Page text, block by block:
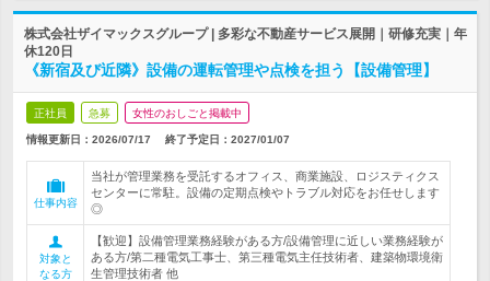
株式会社ザイマックスグループ | 多彩な不動産サービス展開｜研修充実｜年
休120日
《新宿及び近隣》設備の運転管理や点検を担う【設備管理】
正社員 急募 女性のおしごと掲載中
情報更新日：2026/07/17 終了予定日： 2027/01/07
仕事内容
当社が管理業務を受託するオフィス、商業施設、ロジスティクス
センターに常駐。設備の定期点検やトラブル対応をお任せします
◎
対象と
なる方
【歓迎】設備管理業務経験がある方/設備管理に近しい業務経験が
ある方/第二種電気工事士、第三種電気主任技術者、建築物環境衛
生管理技術者 他